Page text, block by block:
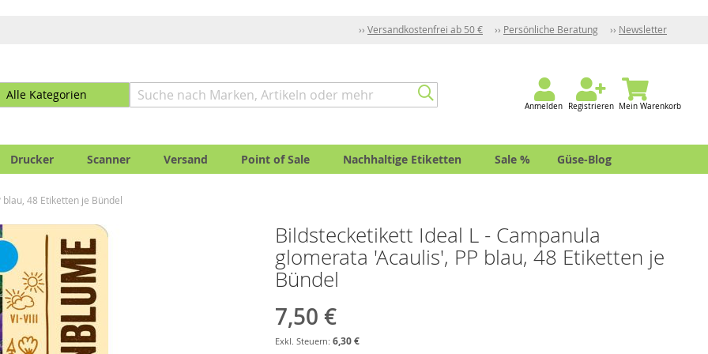
Versandkostenfrei ab 50 € Persönliche Beratung Newsletter
Anmelden Registrieren Mein Warenkorb
Drucker Scanner Versand Point of Sale Nachhaltige Etiketten Sale % Güse-Blog
48 Etiketten je Bündel
Bildstecketikett Ideal L - Campanula
glomerata 'Acaulis', PP blau, 48 Etiketten je
Bündel
7,50 €
6,30 €